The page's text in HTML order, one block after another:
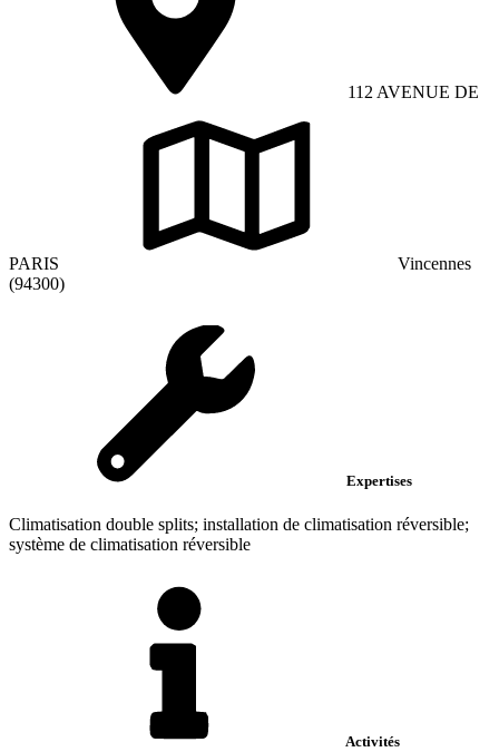
112 AVENUE DE
PARIS
Vincennes
(94300)
Expertises
Climatisation double splits; installation de climatisation réversible;
système de climatisation réversible
Activités